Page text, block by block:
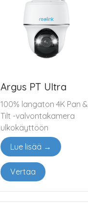
Argus PT Ultra
100% langaton 4K Pan &
Tilt -valvontakamera
ulkokäyttöön
Lue lisää →
Vertaa